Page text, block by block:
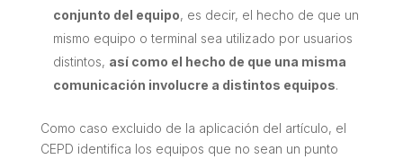
conjunto del equipo, es decir, el hecho de que un
mismo equipo o terminal sea utilizado por usuarios
distintos, así como el hecho de que una misma
comunicación involucre a distintos equipos.
Como caso excluido de la aplicación del artículo, el
CEPD identifica los equipos que no sean un punto